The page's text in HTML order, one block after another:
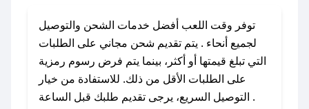
تواصل معنا عبر تويتر أو البريد الإلكتروني لإضافته
بسرعة.
### كيفية استخدام كود خصم وقت اللعب؟
1. انسخ كود الخصم من تطبيق صحصح.
توفر وقت اللعب أفضل خدمات الشحن والتوصيل
لجميع أنحاء . يتم تقديم شحن مجاني على الطلبات
التي تبلغ قيمتها أو أكثر، بينما يتم فرض رسوم رمزية
على الطلبات الأقل من ذلك. للاستفادة من خيار
التوصيل السريع، يرجى تقديم طلبك قبل الساعة .